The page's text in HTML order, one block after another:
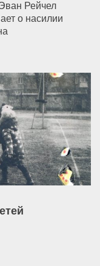
Рейчел
о насилии